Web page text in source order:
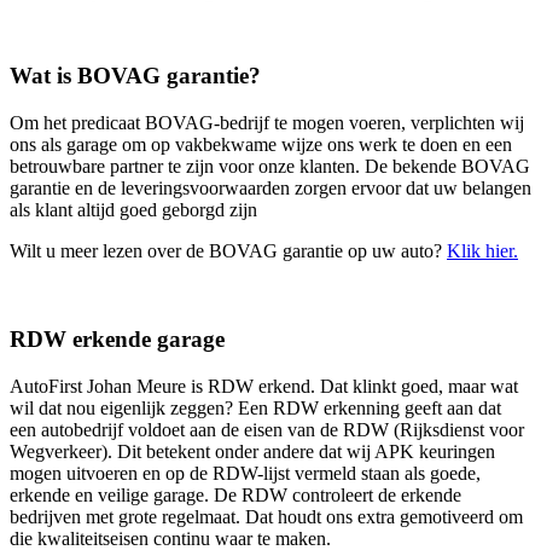
Wat is BOVAG garantie?
Om het predicaat BOVAG-bedrijf te mogen voeren, verplichten wij
ons als garage om op vakbekwame wijze ons werk te doen en een
betrouwbare partner te zijn voor onze klanten. De bekende BOVAG
garantie en de leveringsvoorwaarden zorgen ervoor dat uw belangen
als klant altijd goed geborgd zijn
Wilt u meer lezen over de BOVAG garantie op uw auto? Klik hier.
RDW erkende garage
AutoFirst Johan Meure is RDW erkend. Dat klinkt goed, maar wat
wil dat nou eigenlijk zeggen? Een RDW erkenning geeft aan dat
een autobedrijf voldoet aan de eisen van de RDW (Rijksdienst voor
Wegverkeer). Dit betekent onder andere dat wij APK keuringen
mogen uitvoeren en op de RDW-lijst vermeld staan als goede,
erkende en veilige garage. De RDW controleert de erkende
bedrijven met grote regelmaat. Dat houdt ons extra gemotiveerd om
die kwaliteitseisen continu waar te maken.